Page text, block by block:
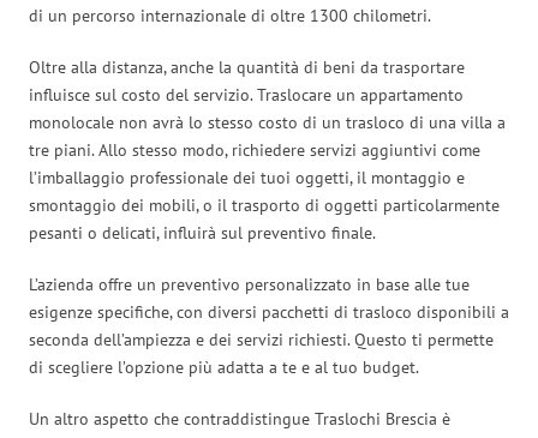
di un percorso internazionale di oltre 1300 chilometri.
Oltre alla distanza, anche la quantità di beni da trasportare
influisce sul costo del servizio. Traslocare un appartamento
monolocale non avrà lo stesso costo di un trasloco di una villa a
tre piani. Allo stesso modo, richiedere servizi aggiuntivi come
l’imballaggio professionale dei tuoi oggetti, il montaggio e
smontaggio dei mobili, o il trasporto di oggetti particolarmente
pesanti o delicati, influirà sul preventivo finale.
L’azienda offre un preventivo personalizzato in base alle tue
esigenze specifiche, con diversi pacchetti di trasloco disponibili a
seconda dell’ampiezza e dei servizi richiesti. Questo ti permette
di scegliere l’opzione più adatta a te e al tuo budget.
Un altro aspetto che contraddistingue Traslochi Brescia è